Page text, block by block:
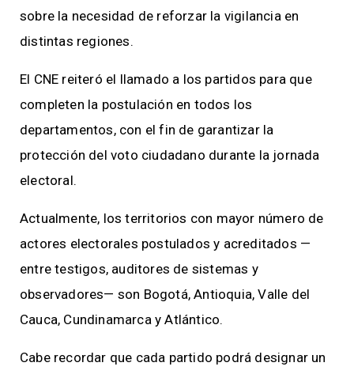
sobre la necesidad de reforzar la vigilancia en
distintas regiones.
El CNE reiteró el llamado a los partidos para que
completen la postulación en todos los
departamentos, con el fin de garantizar la
protección del voto ciudadano durante la jornada
electoral.
Actualmente, los territorios con mayor número de
actores electorales postulados y acreditados —
entre testigos, auditores de sistemas y
observadores— son Bogotá, Antioquia, Valle del
Cauca, Cundinamarca y Atlántico.
Cabe recordar que cada partido podrá designar un